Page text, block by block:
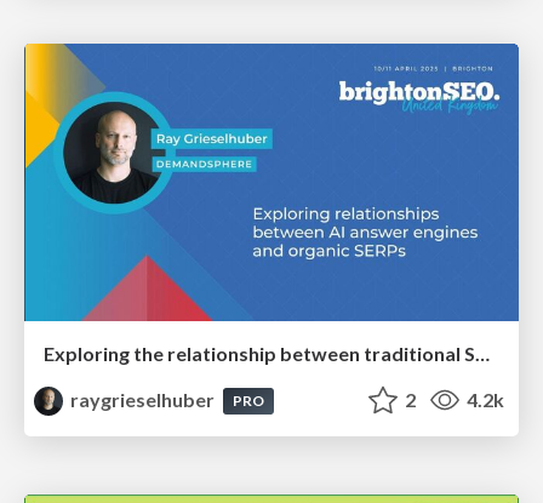
Exploring the relationship between traditional SERPs and Gen AI search
raygrieselhuber
PRO 2 4.2k